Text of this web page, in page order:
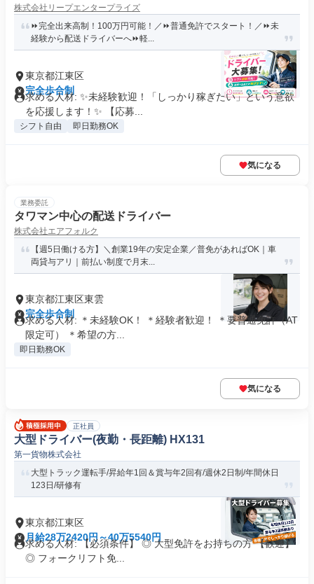
株式会社リープエンタープライズ
⏩完全出来高制！100万円可能！／⏩普通免許でスタート！／⏩未
経験から配送ドライバーへ⏩軽...
東京都江東区
完全歩合制
求める人材: ✨未経験歓迎！「しっかり稼ぎたい」という意欲
を応援します！✨ 【応募...
シフト自由 即日勤務OK
気になる
業務委託
タワマン中心の配送ドライバー
株式会社エアフォルク
【週5日働ける方】＼創業19年の安定企業／普免があればOK｜車
両貸与アリ｜前払い制度で月末...
東京都江東区東雲
完全歩合制
求める人材: ＊未経験OK！ ＊経験者歓迎！ ＊要普通免許（AT
限定可） ＊希望の方...
即日勤務OK
気になる
正社員
大型ドライバー(夜勤・長距離) HX131
第一貨物株式会社
大型トラック運転手/昇給年1回＆賞与年2回有/週休2日制/年間休日
123日/研修有
東京都江東区
月給28万2420円～40万5540円
求める人材: 【必須条件】 ◎ 大型免許をお持ちの方 【歓迎】
◎ フォークリフト免...